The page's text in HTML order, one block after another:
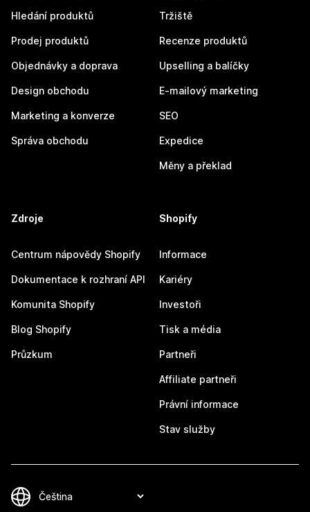
Hledání produktů
Prodej produktů
Objednávky a doprava
Design obchodu
Marketing a konverze
Správa obchodu
Tržiště
Recenze produktů
Upselling a balíčky
E-mailový marketing
SEO
Expedice
Měny a překlad
Zdroje
Centrum nápovědy Shopify
Dokumentace k rozhraní API
Komunita Shopify
Blog Shopify
Průzkum
Shopify
Informace
Kariéry
Investoři
Tisk a média
Partneři
Affiliate partneři
Právní informace
Stav služby